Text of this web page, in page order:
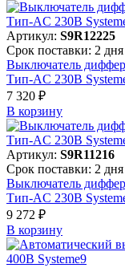
Артикул: S9R12225
Срок поставки: 2 дня
Выключатель
Тип-AC 230В
7 320 ₽
В корзинy
Артикул: S9R11216
Срок поставки: 2 дня
Выключатель
Тип-AC 230В
9 272 ₽
В корзинy